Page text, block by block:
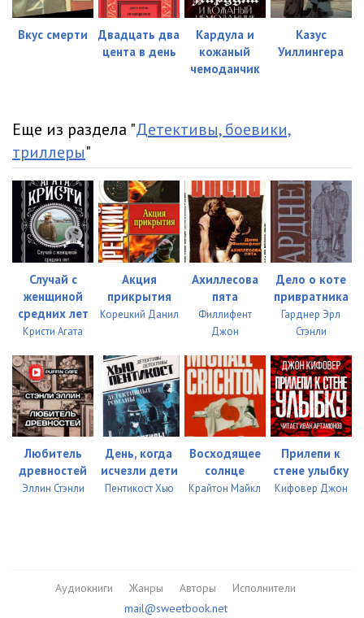
Вкус смерти
Двадцать два
цента в день
Кардула и
кожаный
чемоданчик
Казус
Уиллингера
Еще из раздела "Детективы, боевики,
триллеры"
Случай с
женщиной
средних лет
Кристи Агата
Акция
прикрытия
Корецкий Данил
Ахиллесова
пята
Филлифент
Джон
Дело о коте
привратника
Гарднер Эрл
Стэнли
Любитель
древностей
Эллин Стэнли
День, когда
исчезли дети
Пентикост Хью
Восходящее
солнце
Крайтон Майкл
Прилепи к
стене улыбку
Кифовер Джон
Аудиокниги Жанры Авторы
Исполнители
mail@sweetbook.net